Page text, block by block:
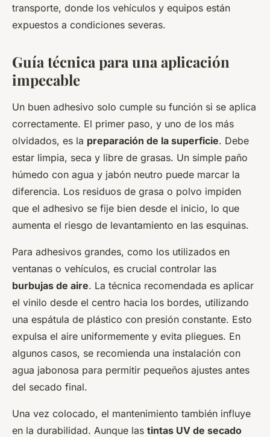
transporte, donde los vehículos y equipos están
expuestos a condiciones severas.
Guía técnica para una aplicación
impecable
Un buen adhesivo solo cumple su función si se aplica
correctamente. El primer paso, y uno de los más
olvidados, es la preparación de la superficie. Debe
estar limpia, seca y libre de grasas. Un simple paño
húmedo con agua y jabón neutro puede marcar la
diferencia. Los residuos de grasa o polvo impiden
que el adhesivo se fije bien desde el inicio, lo que
aumenta el riesgo de levantamiento en las esquinas.
Para adhesivos grandes, como los utilizados en
ventanas o vehículos, es crucial controlar las
burbujas de aire. La técnica recomendada es aplicar
el vinilo desde el centro hacia los bordes, utilizando
una espátula de plástico con presión constante. Esto
expulsa el aire uniformemente y evita pliegues. En
algunos casos, se recomienda una instalación con
agua jabonosa para permitir pequeños ajustes antes
del secado final.
Una vez colocado, el mantenimiento también influye
en la durabilidad. Aunque las tintas UV de secado